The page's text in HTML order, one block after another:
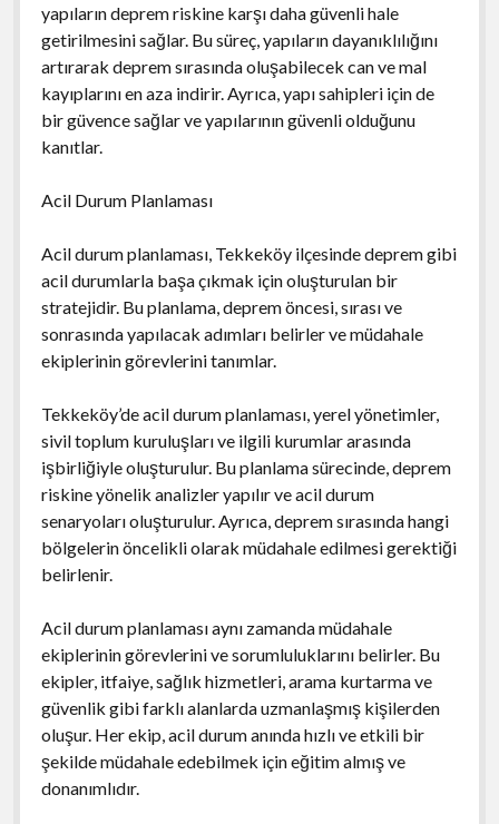
yapıların deprem riskine karşı daha güvenli hale
getirilmesini sağlar. Bu süreç, yapıların dayanıklılığını
artırarak deprem sırasında oluşabilecek can ve mal
kayıplarını en aza indirir. Ayrıca, yapı sahipleri için de
bir güvence sağlar ve yapılarının güvenli olduğunu
kanıtlar.
Acil Durum Planlaması
Acil durum planlaması, Tekkeköy ilçesinde deprem gibi
acil durumlarla başa çıkmak için oluşturulan bir
stratejidir. Bu planlama, deprem öncesi, sırası ve
sonrasında yapılacak adımları belirler ve müdahale
ekiplerinin görevlerini tanımlar.
Tekkeköy’de acil durum planlaması, yerel yönetimler,
sivil toplum kuruluşları ve ilgili kurumlar arasında
işbirliğiyle oluşturulur. Bu planlama sürecinde, deprem
riskine yönelik analizler yapılır ve acil durum
senaryoları oluşturulur. Ayrıca, deprem sırasında hangi
bölgelerin öncelikli olarak müdahale edilmesi gerektiği
belirlenir.
Acil durum planlaması aynı zamanda müdahale
ekiplerinin görevlerini ve sorumluluklarını belirler. Bu
ekipler, itfaiye, sağlık hizmetleri, arama kurtarma ve
güvenlik gibi farklı alanlarda uzmanlaşmış kişilerden
oluşur. Her ekip, acil durum anında hızlı ve etkili bir
şekilde müdahale edebilmek için eğitim almış ve
donanımlıdır.